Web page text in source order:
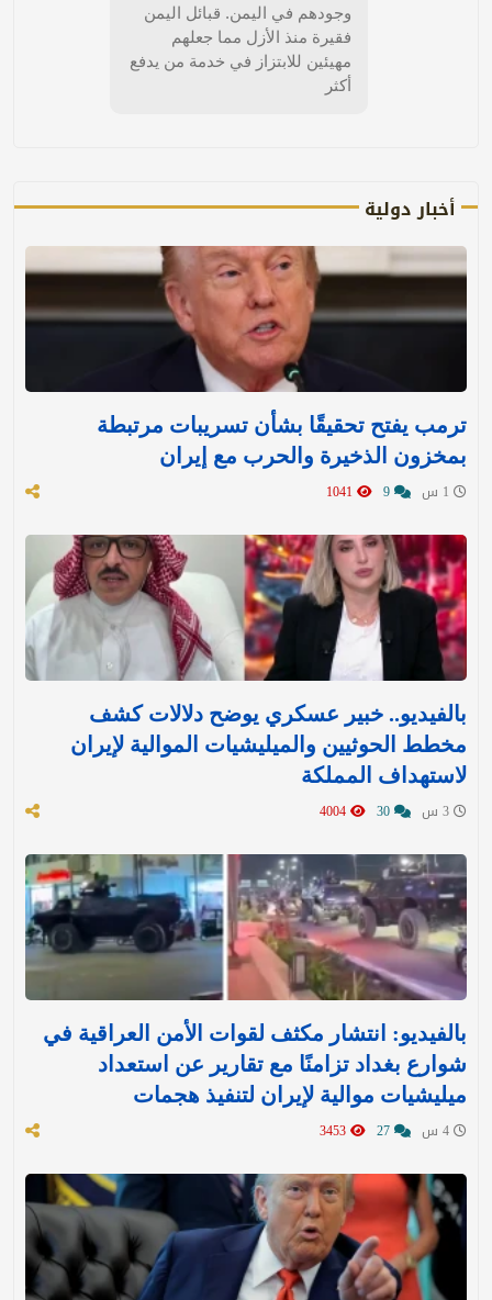
وجودهم في اليمن. قبائل اليمن
فقيرة منذ الأزل مما جعلهم
مهيئين للابتزاز في خدمة من يدفع
أكثر
أخبار دولية
ترمب يفتح تحقيقًا بشأن تسريبات مرتبطة
بمخزون الذخيرة والحرب مع إيران
بالفيديو.. خبير عسكري يوضح دلالات كشف
مخطط الحوثيين والميليشيات الموالية لإيران
لاستهداف المملكة
بالفيديو: انتشار مكثف لقوات الأمن العراقية في
شوارع بغداد تزامنًا مع تقارير عن استعداد
ميليشيات موالية لإيران لتنفيذ هجمات